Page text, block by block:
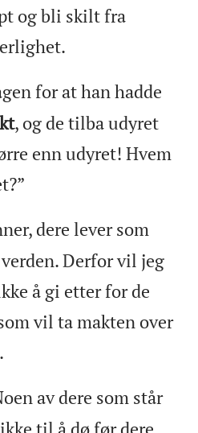
og bli skilt fra
for at han hadde
, og de tilba udyret
enn udyret! Hvem
dere lever som
Derfor vil jeg
å gi etter for de
vil ta makten over
av dere som står
til å dø før dere